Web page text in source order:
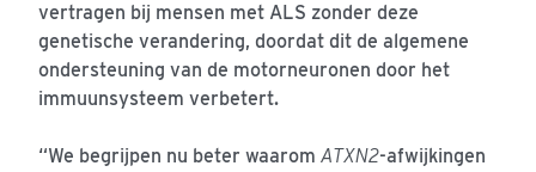
vertragen bij mensen met ALS zonder deze
genetische verandering, doordat dit de algemene
ondersteuning van de motorneuronen door het
immuunsysteem verbetert.
“We begrijpen nu beter waarom ATXN2-afwijkingen